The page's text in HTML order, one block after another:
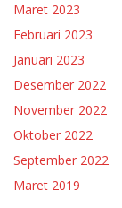
Maret 2023
Februari 2023
Januari 2023
Desember 2022
November 2022
Oktober 2022
September 2022
Maret 2019